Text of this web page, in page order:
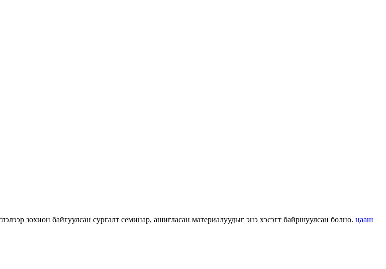
зохион байгуулсан сургалт семинар, ашигласан материалуудыг энэ хэсэгт байршуулсан болно. цааш